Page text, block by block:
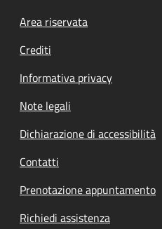
Footer menu
Area riservata
Crediti
Informativa privacy
Note legali
Dichiarazione di accessibilità
Contatti
Prenotazione appuntamento
Richiedi assistenza